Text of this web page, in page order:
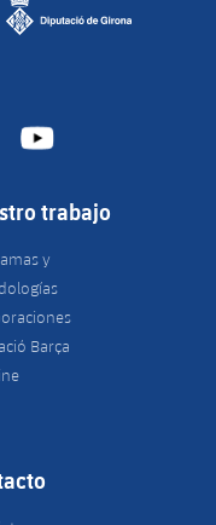
youtube
trabajo
y
Barça